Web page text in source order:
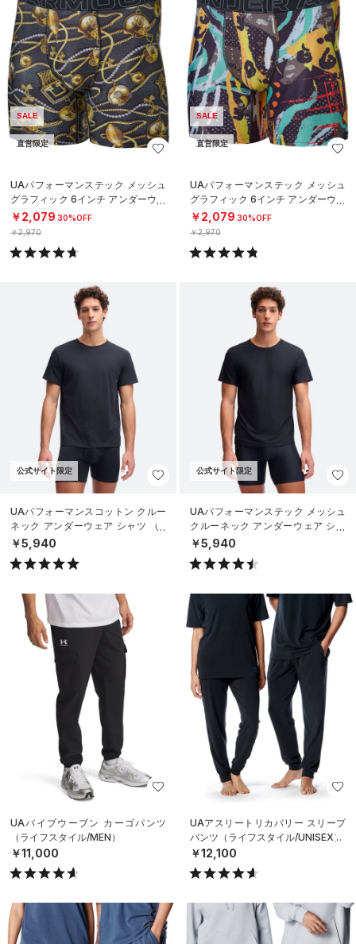
SALE
直営限定
UAパフォーマンステック メッシュ
グラフィック 6インチ アンダーウェ
ア（トレーニング/MEN）
￥2,079 30%OFF
￥2,970
SALE
直営限定
UAパフォーマンステック メッシュ
グラフィック 6インチ アンダーウェ
ア（トレーニング/MEN）
￥2,079 30%OFF
￥2,970
公式サイト限定
UAパフォーマンスコットン クルー
ネック アンダーウェア シャツ （2
枚セット）（ライフスタイル/ME
N）
￥5,940
公式サイト限定
UAパフォーマンステック メッシュ
クルーネック アンダーウェア シャ
ツ （2枚セット）（ライフスタイル/
MEN
￥5,940
UAバイブウーブン カーゴパンツ
（ライフスタイル/MEN）
￥11,000
UAアスリートリカバリー スリープ
パンツ（ライフスタイル/UNISEX）
￥12,100